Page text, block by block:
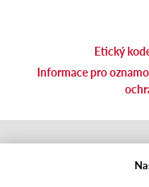
Etický
Informace pro